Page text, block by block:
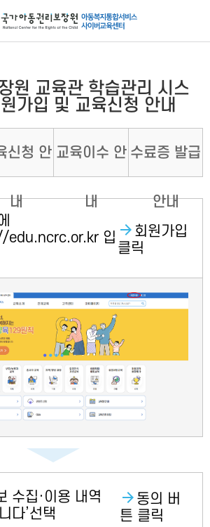
행복한 세상 아동권리보장원 아동복지통합
원 교육관 학습관리 시스
가입 및 교육신청 안내
신청 안
내
교육이수 안
내
수료증 발급
안내
edu.ncrc.or.kr 입
회원가입
클릭
수집·이용 내역
다’선택
동의 버
튼 클릭